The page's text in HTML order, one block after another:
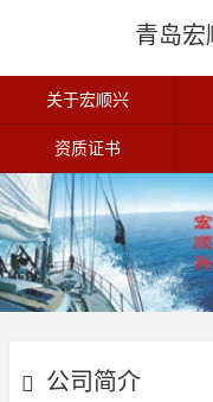
青岛宏
关于宏顺兴
资质证书
公司简介